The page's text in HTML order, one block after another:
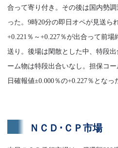
合って寄り付き。その後は国内勢調
った。9時20分の即日オペが見送ら
+0.221％～+0.227％が出合って前
送り。後場は閑散とした中、特段
ーム物は特段出合いなし。担保コ
日確報値±0.000％の+0.227％となっ
ＮＣＤ･ＣＰ市場